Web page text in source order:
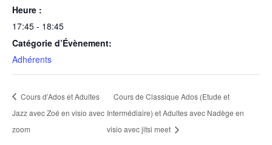
Heure :
17:45 - 18:45
Catégorie d’Évènement:
Adhérents
Cours d’Ados et Adultes
Jazz avec Zoé en visio avec
zoom
Cours de Classique Ados (Etude et
Intermédiaire) et Adultes avec Nadège en
visio avec jitsi meet